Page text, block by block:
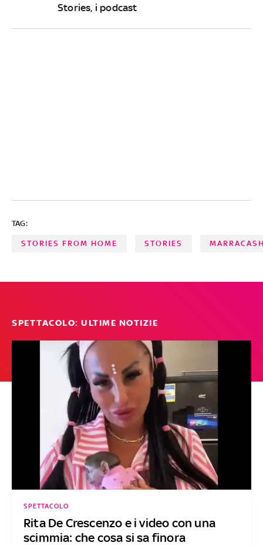
Stories, i podcast
TAG:
STORIES FROM HOME STORIES
SPETTACOLO: ULTIME NOTIZIE
Rita De Crescenzo e i video con una
scimmia: che cosa si sa finora
SPETTACOLO